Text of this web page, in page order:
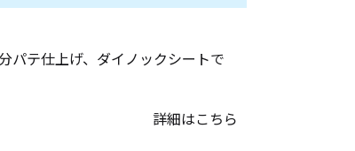
パテ仕上げ、ダイノックシートで
詳細はこちら